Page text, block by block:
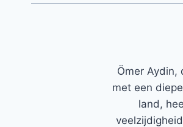
Ömer Aydin,
met een
land,